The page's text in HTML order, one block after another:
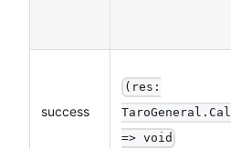
success
(res:
=> void